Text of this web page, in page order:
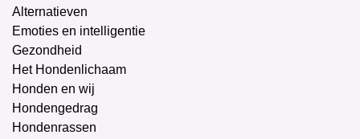
Alternatieven
Emoties en intelligentie
Gezondheid
Het Hondenlichaam
Honden en wij
Hondengedrag
Hondenrassen